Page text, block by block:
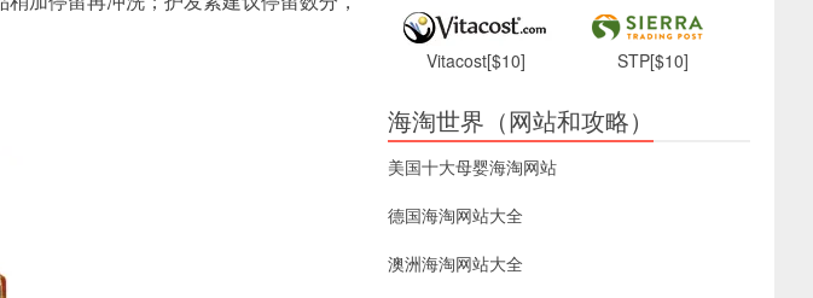
Vitacost[$10] STP[$10]
海淘世界（网站和攻略）
美国十大母婴海淘网站
德国海淘网站大全
澳洲海淘网站大全